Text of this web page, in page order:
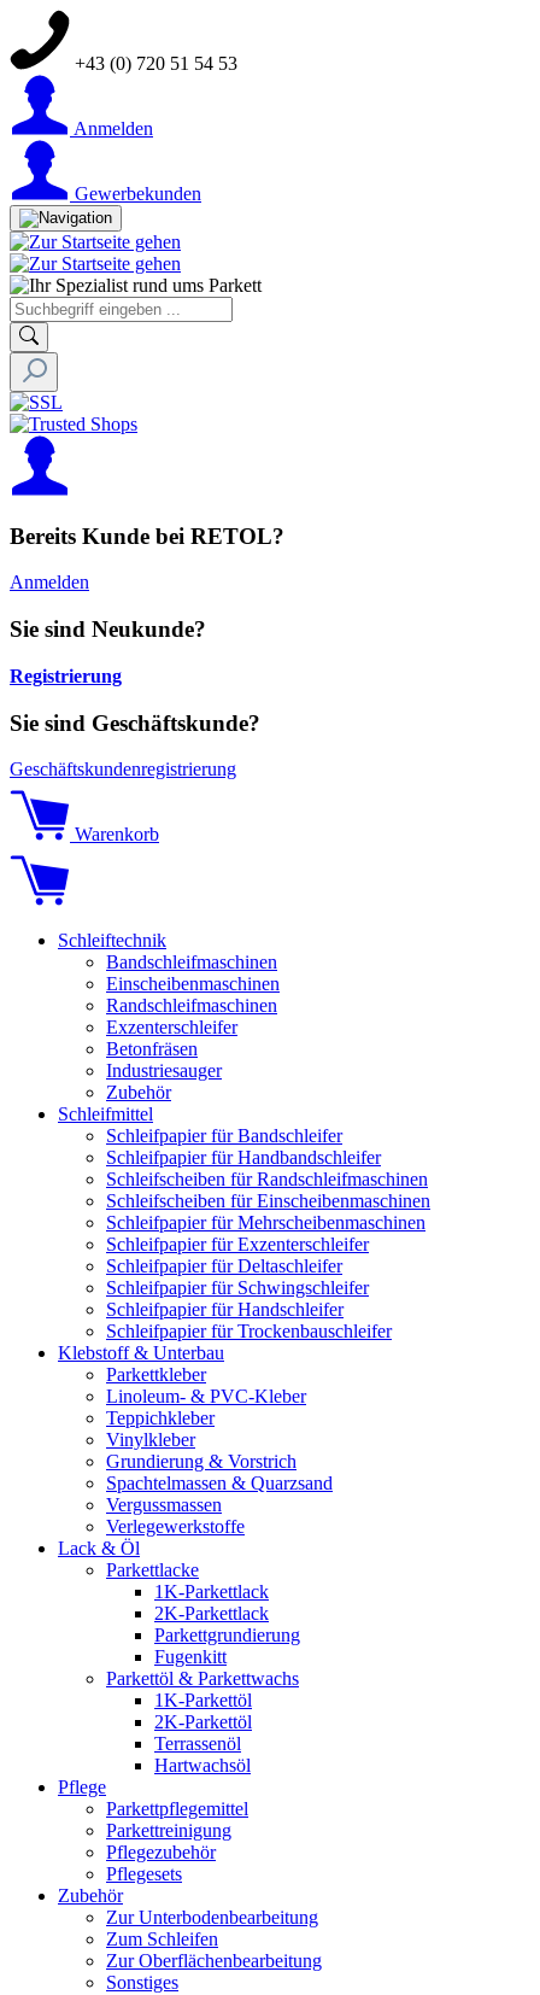
+43 (0) 720 51 54 53
Anmelden
Gewerbekunden
Bereits Kunde bei RETOL?
Anmelden
Sie sind Neukunde?
Registrierung
Sie sind Geschäftskunde?
Geschäftskundenregistrierung
Warenkorb
Schleiftechnik
Bandschleifmaschinen
Einscheibenmaschinen
Randschleifmaschinen
Exzenterschleifer
Betonfräsen
Industriesauger
Zubehör
Schleifmittel
Schleifpapier für Bandschleifer
Schleifpapier für Handbandschleifer
Schleifscheiben für Randschleifmaschinen
Schleifscheiben für Einscheibenmaschinen
Schleifpapier für Mehrscheibenmaschinen
Schleifpapier für Exzenterschleifer
Schleifpapier für Deltaschleifer
Schleifpapier für Schwingschleifer
Schleifpapier für Handschleifer
Schleifpapier für Trockenbauschleifer
Klebstoff & Unterbau
Parkettkleber
Linoleum- & PVC-Kleber
Teppichkleber
Vinylkleber
Grundierung & Vorstrich
Spachtelmassen & Quarzsand
Vergussmassen
Verlegewerkstoffe
Lack & Öl
Parkettlacke
1K-Parkettlack
2K-Parkettlack
Parkettgrundierung
Fugenkitt
Parkettöl & Parkettwachs
1K-Parkettöl
2K-Parkettöl
Terrassenöl
Hartwachsöl
Pflege
Parkettpflegemittel
Parkettreinigung
Pflegezubehör
Pflegesets
Zubehör
Zur Unterbodenbearbeitung
Zum Schleifen
Zur Oberflächenbearbeitung
Sonstiges